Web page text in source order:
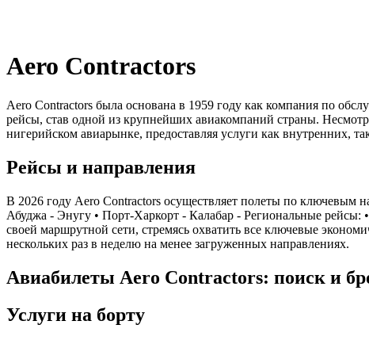
Aero Contractors
Aero Contractors была основана в 1959 году как компания по
рейсы, став одной из крупнейших авиакомпаний страны.
нигерийском авиарынке, предоставляя услуги как внутренних,
Рейсы и направления
В 2026 году Aero Contractors осуществляет полеты по ключевым
Абуджа - Энугу • Порт-Харкорт - Калабар - Региональные
своей маршрутной сети, стремясь охватить все ключевые
нескольких раз в неделю на менее загруженных направлениях.
Авиабилеты Aero Contractors: поиск и
Услуги на борту